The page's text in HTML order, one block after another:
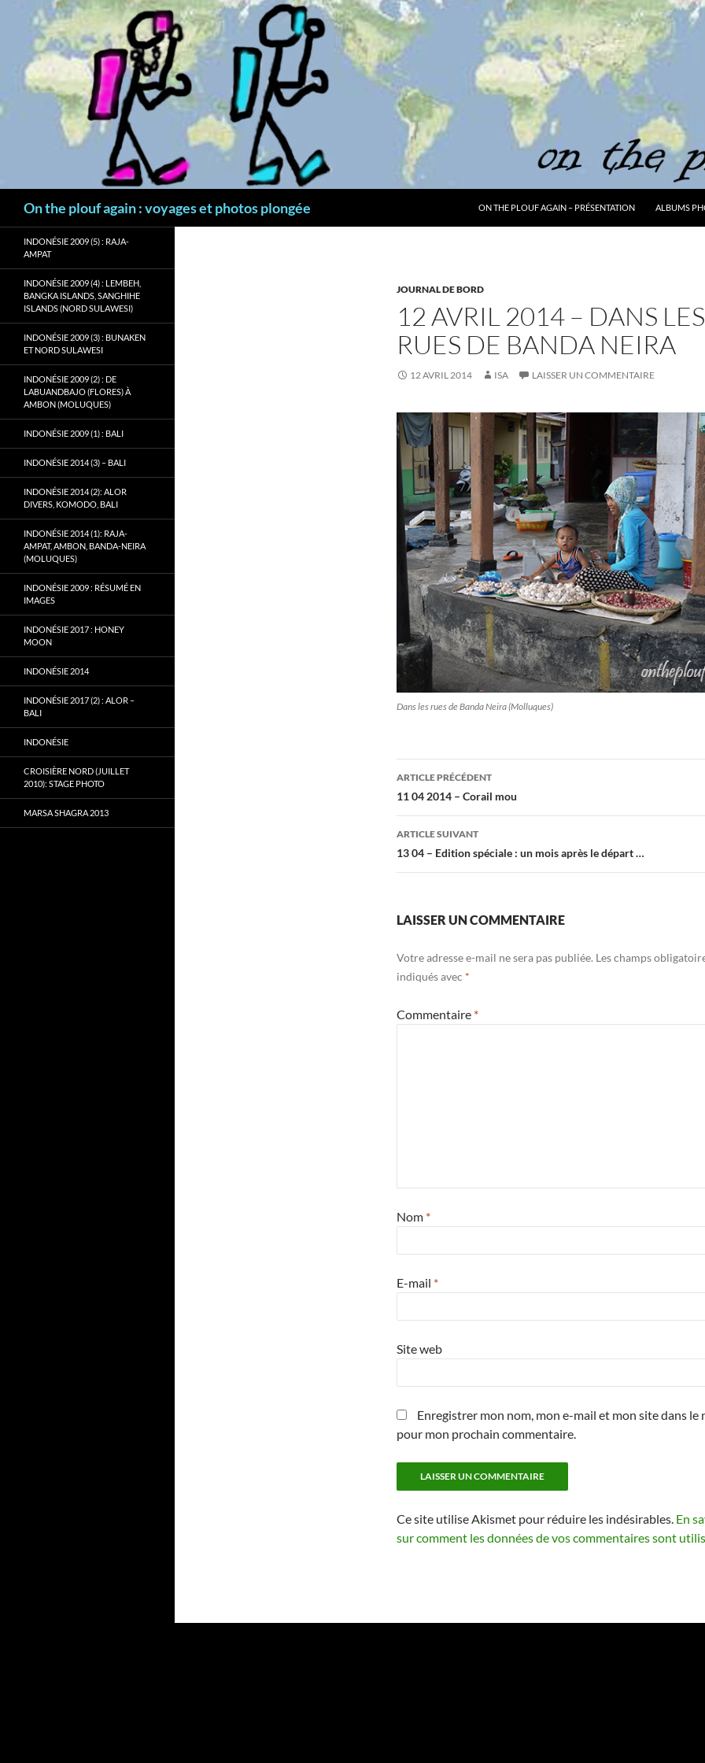
contenu
On the plouf again : voyages et photos plongée ON THE PLOUF AGAIN – PRÉSENTATION ALBUMS
JOURNAL DE BORD
12 AVRIL 2014 – DANS LES
RUES DE BANDA NEIRA
12 AVRIL 2014 ISA LAISSER UN COMMENTAIRE
Dans les rues de Banda Neira (Molluques)
Navigation
des
articles
ARTICLE PRÉCÉDENT
11 04 2014 – Corail mou
ARTICLE SUIVANT
13 04 – Edition spéciale : un mois après le départ …
LAISSER UN COMMENTAIRE
Votre adresse e-mail ne sera pas publiée. Les champs
indiqués avec *
Commentaire *
Nom *
E-mail *
Site web
Enregistrer mon nom, mon e-mail et mon site dans le
pour mon prochain commentaire.
Ce site utilise Akismet pour réduire les indésirables. En
sur comment les données de vos commentaires sont
INDONÉSIE 2009 (5) : RAJA-
AMPAT
INDONÉSIE 2009 (4) : LEMBEH,
BANGKA ISLANDS, SANGHIHE
ISLANDS (NORD SULAWESI)
INDONÉSIE 2009 (3) : BUNAKEN
ET NORD SULAWESI
INDONÉSIE 2009 (2) : DE
LABUANDBAJO (FLORES) À
AMBON (MOLUQUES)
INDONÉSIE 2009 (1) : BALI
INDONÉSIE 2014 (3) – BALI
INDONÉSIE 2014 (2): ALOR
DIVERS, KOMODO, BALI
INDONÉSIE 2014 (1): RAJA-
AMPAT, AMBON, BANDA-NEIRA
(MOLUQUES)
INDONÉSIE 2009 : RÉSUMÉ EN
IMAGES
INDONÉSIE 2017 : HONEY
MOON
INDONÉSIE 2014
INDONÉSIE 2017 (2) : ALOR –
BALI
INDONÉSIE
CROISIÈRE NORD (JUILLET
2010): STAGE PHOTO
MARSA SHAGRA 2013